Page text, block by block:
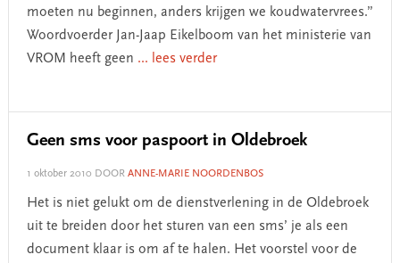
moeten nu beginnen, anders krijgen we koudwatervrees.”
Woordvoerder Jan-Jaap Eikelboom van het ministerie van
VROM heeft geen ... lees verder
Geen sms voor paspoort in Oldebroek
1 oktober 2010 DOOR ANNE-MARIE NOORDENBOS
Het is niet gelukt om de dienstverlening in de Oldebroek
uit te breiden door het sturen van een sms’ je als een
document klaar is om af te halen. Het voorstel voor de